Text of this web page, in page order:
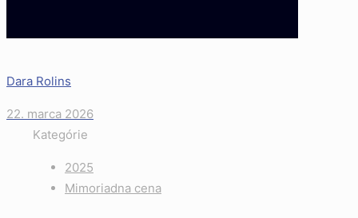
Dara Rolins
22. marca 2026
Kategórie
2025
Mimoriadna cena